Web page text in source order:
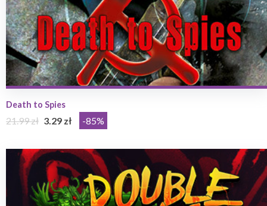
Death to Spies
21.99 zł 3.29 zł -85%